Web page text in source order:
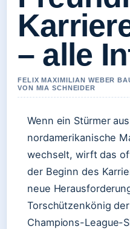
– alle
FELIX MAXIMILIAN WEBER
VON MIA SCHNEIDER
Wenn ein Stürmer
nordamerikanische
wechselt, wirft das
der Beginn des
neue
Torschützenkönig
Champions-League-